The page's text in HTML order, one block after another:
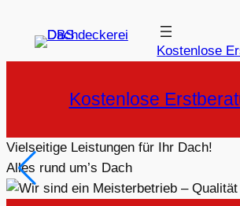
Inhalt
Kostenlose
Kostenlose
Vielseitige Leistungen für Ihr Dach!
Alles rund um’s Dach